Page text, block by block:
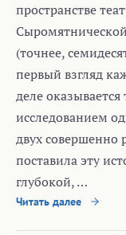
пространстве
(точнее,
первый взгляд
деле
исследованием
двух
поставила эту
глубокой, …
Читать далее